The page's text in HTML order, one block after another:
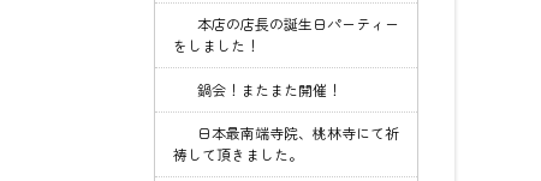
本店の店長の誕生日パーティー
をしました！
鍋会！またまた開催！
日本最南端寺院、桃林寺にて祈
祷して頂きました。